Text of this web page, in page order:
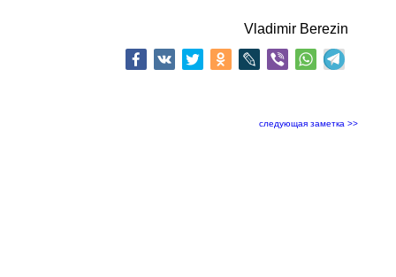
Vladimir Berezin
следующая заметка >>